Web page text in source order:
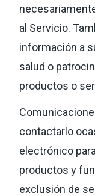
al Servicio.
información a
salud o
productos o
contactarlo
electrónico
productos y
exclusión de